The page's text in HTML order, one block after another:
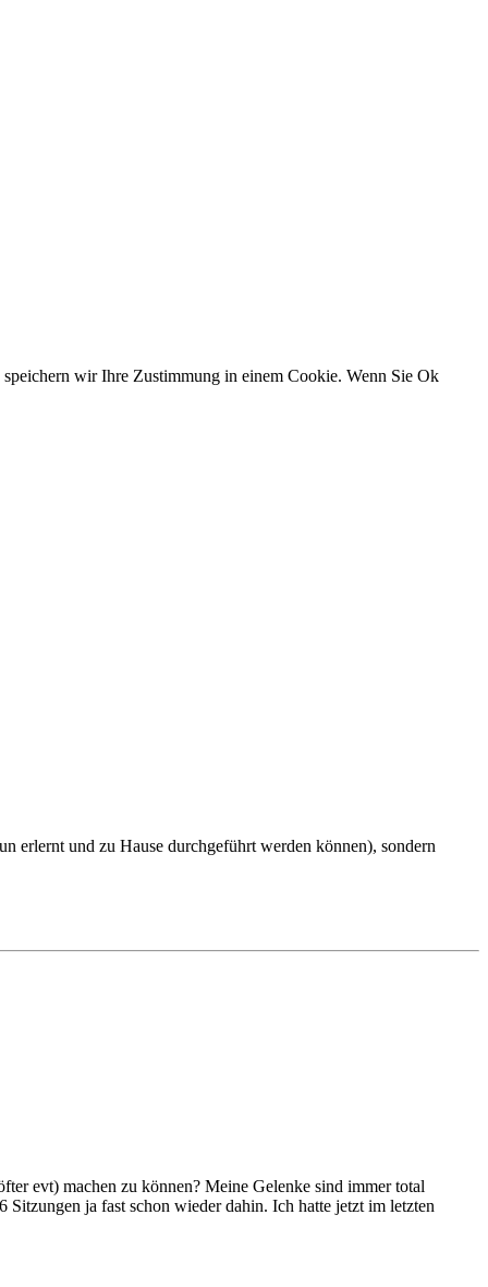
wir Ihre Zustimmung in einem Cookie. Wenn Sie Ok
erlernt und zu Hause durchgeführt werden können), sondern
evt) machen zu können? Meine Gelenke sind immer total
Sitzungen ja fast schon wieder dahin. Ich hatte jetzt im letzten